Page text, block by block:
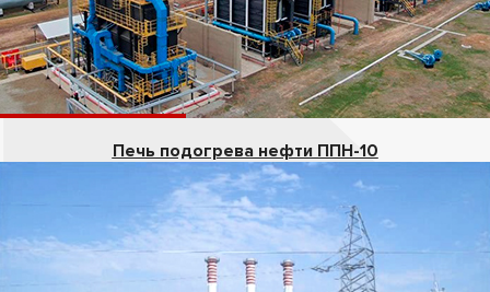
Печь подогрева нефти ППН-10